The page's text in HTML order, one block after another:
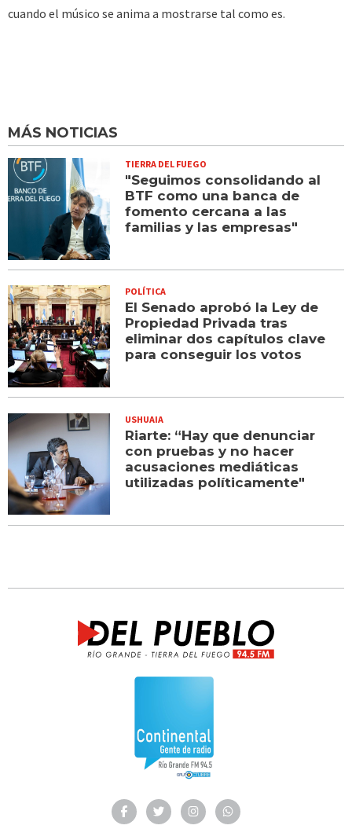
cuando el músico se anima a mostrarse tal como es.
MÁS NOTICIAS
TIERRA DEL FUEGO
"Seguimos consolidando al
BTF como una banca de
fomento cercana a las
familias y las empresas"
POLÍTICA
El Senado aprobó la Ley de
Propiedad Privada tras
eliminar dos capítulos clave
para conseguir los votos
USHUAIA
Riarte: “Hay que denunciar
con pruebas y no hacer
acusaciones mediáticas
utilizadas políticamente"